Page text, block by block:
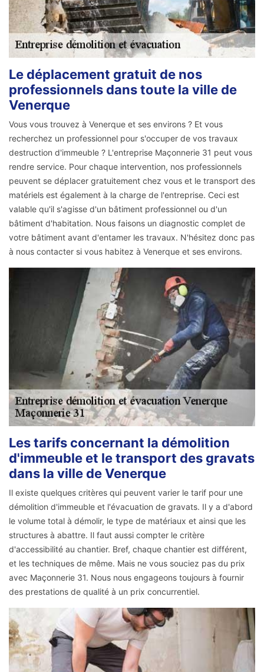
Le déplacement gratuit de nos
professionnels dans toute la ville de
Venerque
Vous vous trouvez à Venerque et ses environs ? Et vous
recherchez un professionnel pour s'occuper de vos travaux
destruction d'immeuble ? L'entreprise Maçonnerie 31 peut vous
rendre service. Pour chaque intervention, nos professionnels
peuvent se déplacer gratuitement chez vous et le transport des
matériels est également à la charge de l'entreprise. Ceci est
valable qu'il s'agisse d'un bâtiment professionnel ou d'un
bâtiment d'habitation. Nous faisons un diagnostic complet de
votre bâtiment avant d'entamer les travaux. N'hésitez donc pas
à nous contacter si vous habitez à Venerque et ses environs.
Les tarifs concernant la démolition
d'immeuble et le transport des gravats
dans la ville de Venerque
Il existe quelques critères qui peuvent varier le tarif pour une
démolition d'immeuble et l'évacuation de gravats. Il y a d'abord
le volume total à démolir, le type de matériaux et ainsi que les
structures à abattre. Il faut aussi compter le critère
d'accessibilité au chantier. Bref, chaque chantier est différent,
et les techniques de même. Mais ne vous souciez pas du prix
avec Maçonnerie 31. Nous nous engageons toujours à fournir
des prestations de qualité à un prix concurrentiel.